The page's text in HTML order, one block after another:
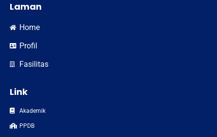
Laman
Home
Profil
Fasilitas
Link
Akademik
PPDB